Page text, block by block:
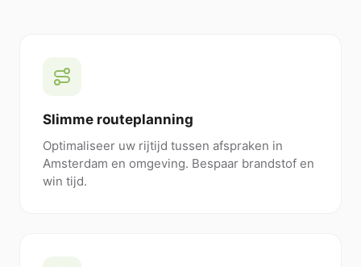
Slimme routeplanning
Optimaliseer uw rijtijd tussen afspraken in
Amsterdam en omgeving. Bespaar brandstof en
win tijd.